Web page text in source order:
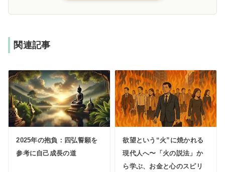
関連記事
2025年の抱負：四弘誓願を
参考に自己成長の道
欲望という“火”に焼かれる
現代人へ〜「火の説法」か
ら学ぶ、お金と心のスピリ